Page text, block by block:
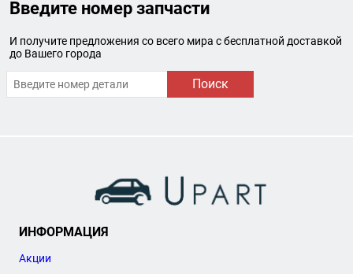
Введите номер запчасти
И получите предложения со всего мира с бесплатной доставкой
до Вашего города
Поиск
ИНФОРМАЦИЯ
Акции